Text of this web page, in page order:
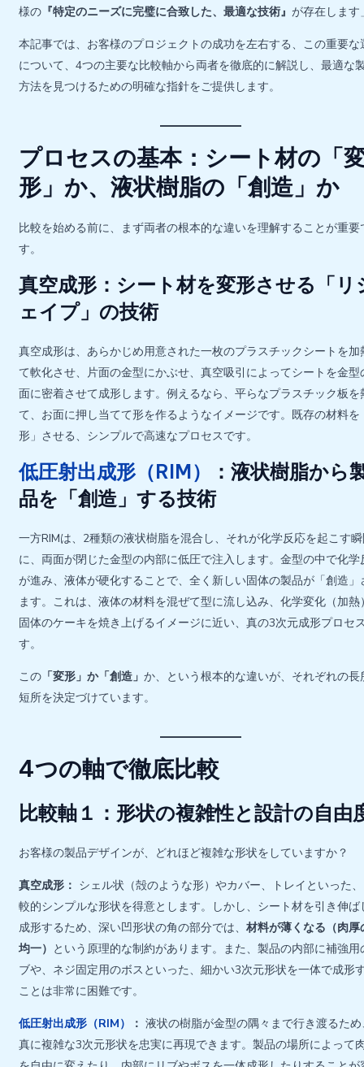
様の 『特定のニーズに完璧に合致した、最適な技術』が存在します
本記事では、お客様のプロジェクトの成功を左右する、この重要な
について、4つの主要な比較軸から両者を徹底的に解説し、最適な
方法を見つけるための明確な指針をご提供します。
プロセスの基本：シート材の「
形」か、液状樹脂の「創造」か
比較を始める前に、まず両者の根本的な違いを理解することが重要
す。
真空成形：シート材を変形させる「リ
ェイプ」の技術
真空成形は、あらかじめ用意された一枚のプラスチックシートを加
て軟化させ、片面の金型にかぶせ、真空吸引によってシートを金型
面に密着させて成形します。例えるなら、平らなプラスチック板を
て、お面に押し当てて形を作るようなイメージです。既存の材料を
形」させる、シンプルで高速なプロセスです。
低圧射出成形（RIM）
：液状樹脂から
品を「創造」する技術
一方RIMは、2種類の液状樹脂を混合し、それが化学反応を起こす
に、両面が閉じた金型の内部に低圧で注入します。金型の中で化学
が進み、液体が硬化することで、全く新しい固体の製品が「創造」
ます。これは、液体の材料を混ぜて型に流し込み、化学変化（加熱
固体のケーキを焼き上げるイメージに近い、真の3次元成形プロセ
す。
この 「変形」か「創造」か、という根本的な違いが、それぞれの長
短所を決定づけています。
4つの軸で徹底比較
比較軸１：形状の複雑性と設計の自由
お客様の製品デザインが、どれほど複雑な形状をしていますか？
真空成形： シェル状（殻のような形）やカバー、トレイといった
較的シンプルな形状を得意とします。しかし、シート材を引き伸ば
成形するため、深い凹形状の角の部分では、材料が薄くなる（肉厚
均一） という原理的な制約があります。また、製品の内部に補強用
ブや、ネジ固定用のボスといった、細かい3次元形状を一体で成形
ことは非常に困難です。
低圧射出成形（RIM） ： 液状の樹脂が金型の隅々まで行き渡るた
真に複雑な3次元形状を忠実に再現できます。製品の場所によって